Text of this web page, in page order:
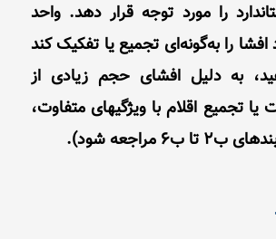
را مورد توجه قرار دهد. واحد
افشا را به‌گونه‌ای تجمیع یا تفکیک کند
به دلیل افشای حجم زیادی از
تجمیع اقلام با ویژگیهای متفاوت،
ب6 مراجعه شود).